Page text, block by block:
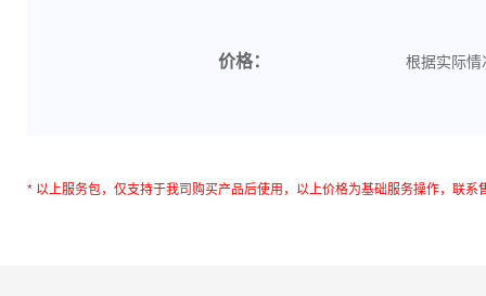
价格： 根据实际情
* 以上服务包，仅支持于我司购买产品后使用，以上价格为基础服务操作，联系